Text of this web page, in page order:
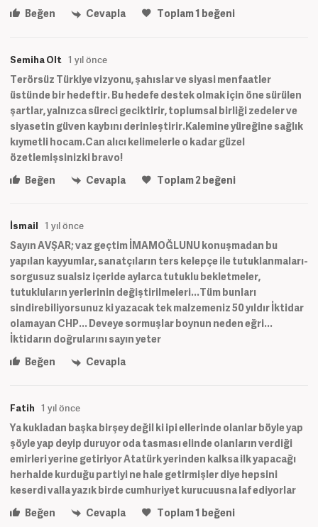
Beğen
Cevapla Toplam1 beğeni
Semiha Olt 1 yıl önce
Terörsüz Türkiye vizyonu, şahıslar ve siyasi menfaatler
üstünde bir hedeftir. Bu hedefe destek olmak için öne sürülen
şartlar, yalnızca süreci geciktirir, toplumsal birliği zedeler ve
siyasetin güven kaybını derinleştirir.Kalemine yüreğine sağlık
kıymetli hocam.Can alıcı kelimelerle o kadar güzel
özetlemişsinizki bravo!
Beğen
Cevapla Toplam2 beğeni
İsmail 1 yıl önce
Sayın AVŞAR; vaz geçtim İMAMOĞLUNU konuşmadan bu
yapılan kayyumlar, sanatçıların ters kelepçe ile tutuklanmaları-
sorgusuz sualsiz içeride aylarca tutuklu bekletmeler,
tutukluların yerlerinin değiştirilmeleri...Tüm bunları
sindirebiliyorsunuz ki yazacak tek malzemeniz 50 yıldır İktidar
olamayan CHP... Deveye sormuşlar boynun neden eğri...
İktidarın doğrularını sayın yeter
Beğen
Cevapla
Fatih 1 yıl önce
Ya kukladan başka birşey değil ki ipi ellerinde olanlar böyle yap
şöyle yap deyip duruyor oda tasması elinde olanların verdiği
emirleri yerine getiriyor Atatürk yerinden kalksa ilk yapacağı
herhalde kurduğu partiyi ne hale getirmişler diye hepsini
keserdi valla yazık birde cumhuriyet kurucuusna laf ediyorlar
Beğen
Cevapla Toplam1 beğeni